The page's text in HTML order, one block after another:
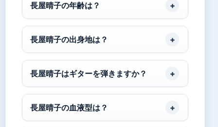
長屋晴子の年齢は？
長屋晴子の出身地は？
長屋晴子はギターを弾きますか？
長屋晴子の血液型は？